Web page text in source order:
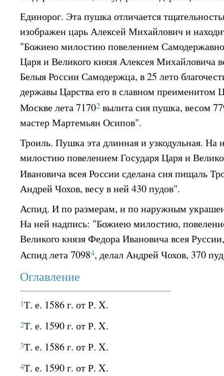
Единорог. Эта пушка отличается
изображен царь Алексей Михайлович и
"Божиею милостию повелением
Царя и Великого князя Алексея Михайловича
Белыя России Самодержца, в 25 лето
державы Царства его в славном преименитом
Москве лета 71702 вылита сия пушка, весом
мастер Мартемьян Осипов".
Троиль. Пушка эта длинная и узкодульная.
милостию повелением Государя Царя и
Ивановича всея России сделана сия пищаль
Андрей Чохов, весу в ней 430 пудов".
Аспид. И по размерам, и по наружным
На ней надпись: "Божиею милостию,
Великого князя Федора Ивановича всея
Аспид лета 70984, делал Андрей Чохов, 370
Оглавление
1Т. е. 1586 г. от Р. X.
2Т. е. 1590 г. от Р. X.
3Т. е. 1586 г. от Р. X.
4Т. е. 1590 г. от Р. X.